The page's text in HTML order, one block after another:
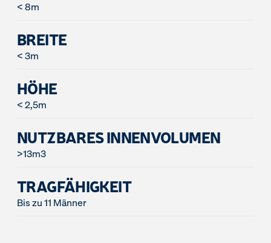
< 8m
BREITE
< 3m
HÖHE
< 2,5m
NUTZBARES INNENVOLUMEN
>13m3
TRAGFÄHIGKEIT
Bis zu 11 Männer